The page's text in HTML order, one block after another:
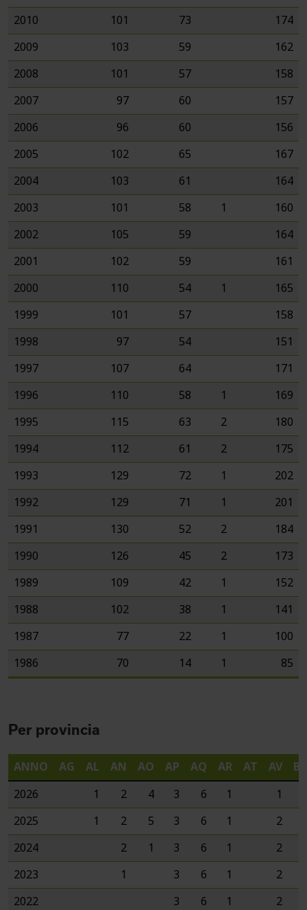
2010
101 73
174
2009
103 59
162
2008
101 57
158
2007
97 60
157
2006
96 60
156
2005
102 65
167
2004
103 61
164
2003
101 58 1
160
2002
105 59
164
2001
102 59
161
2000
110 54 1
165
1999
101 57
158
1998
97 54
151
1997
107 64
171
1996
110 58 1
169
1995
115 63 2
180
1994
112 61 2
175
1993
129 72 1
202
1992
129 71 1
201
1991
130 52 2
184
1990
126 45 2
173
1989
109 42 1
152
1988
102 38 1
141
1987
77 22 1
100
1986
70 14 1 85
Per provincia
ANNO AG AL AN AO AP AQ AR AT AV
BA
2026
1 2 4 3 6 1 1
2025
1 2 5 3 6 1 2
2024
2 1 3 6 1 2
2023
1 3 6 1 2
2022
3 6 1 2